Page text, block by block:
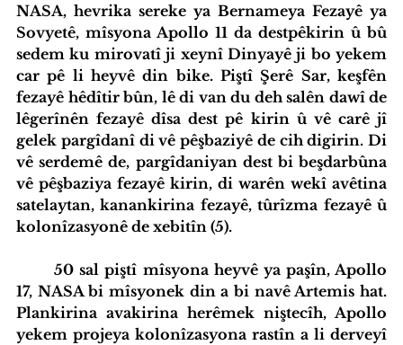
NASA, hevrika sereke ya Bernameya Fezayê ya
Sovyetê, mîsyona Apollo 11 da destpêkirin û bû
sedem ku mirovatî ji xeynî Dinyayê ji bo yekem
car pê li heyvê din bike. Piştî Şerê Sar, keşfên
fezayê hêdîtir bûn, lê di van du deh salên dawî de
lêgerînên fezayê dîsa dest pê kirin û vê carê jî
gelek pargîdanî di vê pêşbaziyê de cih digirin. Di
vê serdemê de, pargîdaniyan dest bi beşdarbûna
vê pêşbaziya fezayê kirin, di warên wekî avêtina
satelaytan, kanankirina fezayê, tûrîzma fezayê û
kolonîzasyonê de xebitîn (5).
	50 sal piştî mîsyona heyvê ya paşîn, Apollo
17, NASA bi mîsyonek din a bi navê Artemis hat.
Plankirina avakirina herêmek niştecîh, Apollo
yekem projeya kolonîzasyona rastîn a li derveyî